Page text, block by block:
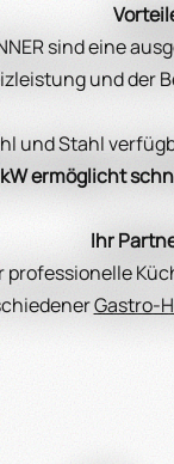
sind eine
und
und Stahl
ermöglicht
Ihr
Gastro-